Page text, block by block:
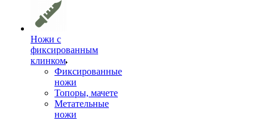
Ножи с
фиксированным
клинком
Фиксированные
ножи
Топоры, мачете
Метательные
ножи